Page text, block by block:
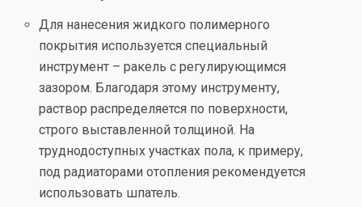
Для нанесения жидкого полимерного
покрытия используется специальный
инструмент – ракель с регулирующимся
зазором. Благодаря этому инструменту,
раствор распределяется по поверхности,
строго выставленной толщиной. На
труднодоступных участках пола, к примеру,
под радиаторами отопления рекомендуется
использовать шпатель.